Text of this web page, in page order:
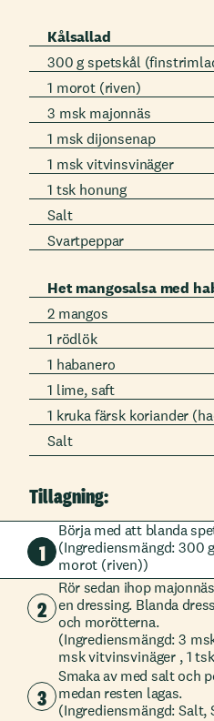
Kålsallad
300 g spetskål
1 morot (riven)
3 msk majonnäs
1 msk dijonsenap
1 msk vitvinsvinäger
1 tsk honung
Salt
Svartpeppar
Het mangosalsa med
2 mangos
1 rödlök
1 habanero
1 lime, saft
1 kruka färsk koriander
Salt
Tillagning:
1
Börja med att blanda
(Ingrediensmängd: 300
morot (riven))
2
Rör sedan ihop
en dressing. Blanda
och morötterna.
(Ingrediensmängd: 3
msk vitvinsvinäger , 1
3
Smaka av med salt och
medan resten lagas.
(Ingrediensmängd: Salt,